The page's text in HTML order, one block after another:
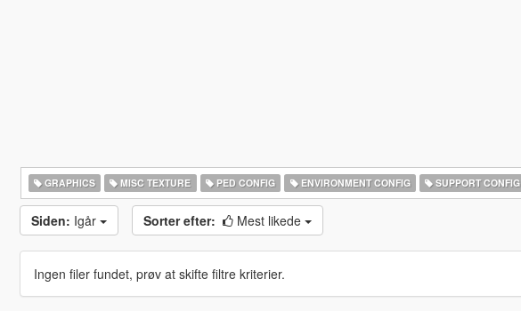
GRAPHICS MISC TEXTURE PED CONFIG ENVIRONMENT CONFIG SUPPORT CONFIG
Siden: Igår Sorter efter: Mest likede
Ingen filer fundet, prøv at skifte filtre kriterier.